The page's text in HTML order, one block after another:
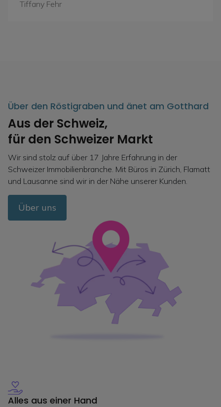
Tiffany Fehr
Über den Röstigraben und änet am Gotthard
Aus der Schweiz,
für den Schweizer Markt
Wir sind stolz auf über 17 Jahre Erfahrung in der
Schweizer Immobilienbranche. Mit Büros in Zürich, Flamatt
und Lausanne sind wir in der Nähe unserer Kunden.
Über uns
Alles aus einer Hand